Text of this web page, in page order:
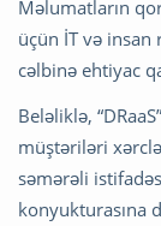
Məlumatların
üçün İT və insan
cəlbinə ehtiyac
Beləliklə,
müştəriləri
səmərəli
konyukturasına